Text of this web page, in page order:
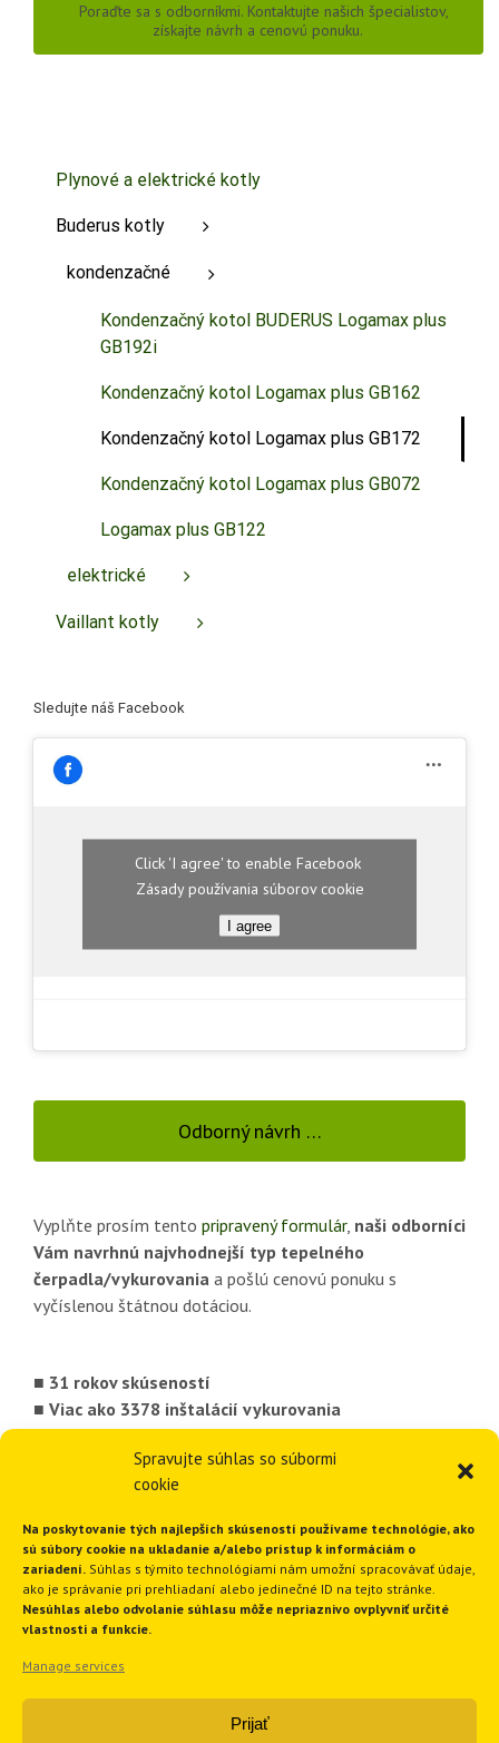
Spravujte súhlas so súbormi
cookie
Na poskytovanie tých najlepších skúseností používame technológie, ako
sú súbory cookie na ukladanie a/alebo prístup k informáciám o
zariadení. Súhlas s týmito technológiami nám umožní spracovávať údaje,
ako je správanie pri prehliadaní alebo jedinečné ID na tejto stránke.
Nesúhlas alebo odvolanie súhlasu môže nepriaznivo ovplyvniť určité
vlastnosti a funkcie.
Manage services
Prijať
Poraďte sa s odborníkmi. Kontaktujte našich špecialistov,
získajte návrh a cenovú ponuku.
Plynové a elektrické kotly
Buderus kotly
kondenzačné
Kondenzačný kotol BUDERUS Logamax plus
GB192i
Kondenzačný kotol Logamax plus GB162
Kondenzačný kotol Logamax plus GB172
Kondenzačný kotol Logamax plus GB072
Logamax plus GB122
elektrické
Vaillant kotly
Sledujte náš Facebook
Click 'I agree' to enable Facebook
Zásady používania súborov cookie
I agree
Odborný návrh …
Vyplňte prosím tento pripravený formulár, naši odborníci
Vám navrhnú najvhodnejší typ tepelného
čerpadla/vykurovania a pošlú cenovú ponuku s
vyčíslenou štátnou dotáciou.
■ 31 rokov skúseností
■ Viac ako 3378 inštalácií vykurovania
■ 1820 inštalácií tepelných čerpadiel
■ Ponúkame komplexné riešenia
■ Funkčné a spoľahlivé riešenia
GEOTHERM Slovakia s.r.o.
917 01 Trnava
Slovenská republika